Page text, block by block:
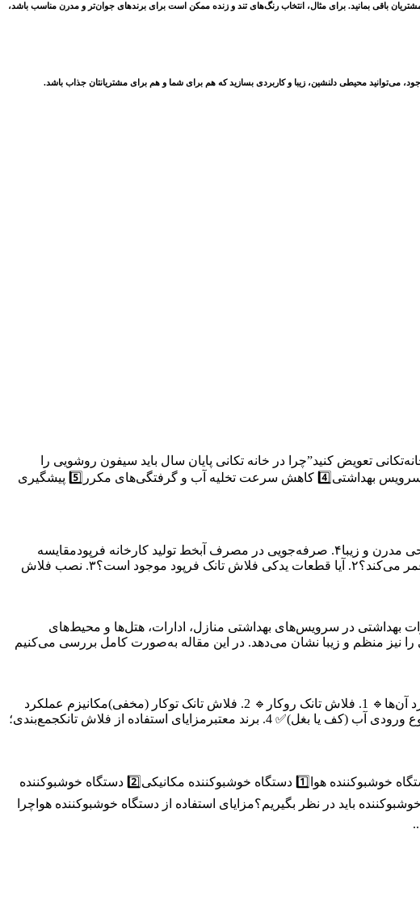
باقی بمانید. برای مثال، انتخاب رنگ‌های تند و زنده ممکن است برای برندهای جوان‌تر و مدرن مناسب باشد،
می‌توانید محیطی دلنشین، زیبا و کاربردی بسازید که هم برای شما و هم برای مشتریانتان جذاب باشد.
جدید سیفون روشویی را در خانه‌تکانی تعویض کنید”چرا در خانه تکانی پایان سال باید سیفون روشویی را
تعویض کنیم؟1️⃣ تجمع رسوب و جرم در جداره خرطومی سیفون2️⃣ افزایش میکروب‌ها و آلودگی پنهان3️⃣ ایجاد بوی نامطبوع در سرویس بهداشتی4️⃣ کاهش سرعت تخلیه آب و گرفتگی‌های مکرر5️⃣ پیشگیری
فهرست مطالب مقدمهتاریخچه کارخانه فرپودویژگی‌های برجسته فلاش تانک فرپود۱. کیفیت ساخت بالا۲. تنوع در مدل‌ها۳. طراحی مدرن و زیبا۴. صرفه‌جویی در مصرف آبخط تولید کارخانه فرپودمقایسه
فلاش تانک فرپود با برندهای دیگرقیمت فلاش تانک فرپودپرسش‌های متداول درباره فلاش تانک فرپود۱. فلاش تانک فرپود چقدر عمر می‌کند؟۲. آیا قطعات یدکی فلاش تانک فرپود موجود است؟۳. نصب فلاش
بهداشتی در سرویس‌های بهداشتی منازل، ادارات، هتل‌ها و محیط‌های
نیز منظم و زیبا نشان می‌دهد. در این مقاله به‌صورت کامل بررسی می‌کنیم
فهرست مطالب ✅ فلاش تانک چیست و چرا استفاده از آن در سرویس بهداشتی ضروری است؟ انواع فلاش تانک و تفاوت‌ عملکرد آن‌ها🔹 1. فلاش تانک روکار🔹 2. فلاش تانک توکار (مخفی)مکانیزم عملکرد
فلاش تانکاجزای اصلی فلاش تانک و کاربرد آن‌هانکات مهم در خرید بهترین فلاش تانک✅ 1. جنس بدنه✅ 2. حجم مخزن آب✅ 3. نوع ورودی آب (کف یا بغل)✅ 4. برند معتبرمزایای استفاده از فلاش تانکجمع‌بندی؛
فهرست مطالب چرا باید از دستگاه خوشبوکننده هوا استفاده کنیم؟دستگاه خوشبوکننده هوا چیست و چگونه کار می‌کند؟انواع دستگاه خوشبوکننده هوا1️⃣ دستگاه خوشبوکننده مکانیکی2️⃣ دستگاه خوشبوکننده
را در انتخاب دستگاه خوشبوکننده باید در نظر بگیریم؟مزایای استفاده از دستگاه خوشبوکننده هواچرا